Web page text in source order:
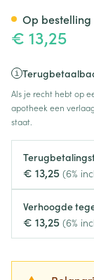
€ 13,25
Als je recht hebt op
apotheek een
staat.
€ 13,25 (6%
Verhoogde
€ 13,25 (6%
Op bestelling